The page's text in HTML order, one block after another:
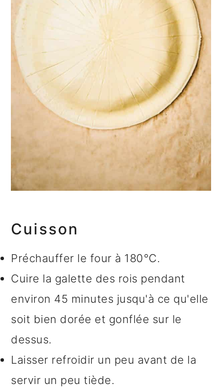
Cuisson
Préchauffer le four à 180°C.
Cuire la galette des rois pendant
environ 45 minutes jusqu'à ce qu'elle
soit bien dorée et gonflée sur le
dessus.
Laisser refroidir un peu avant de la
servir un peu tiède.